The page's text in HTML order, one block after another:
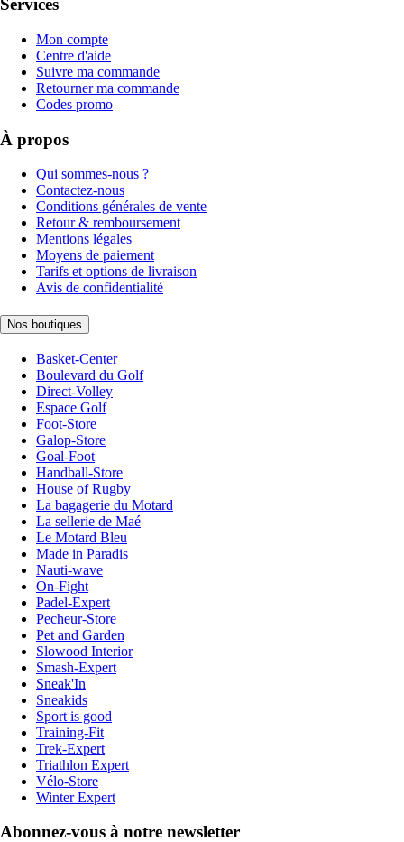
Services
Mon compte
Centre d'aide
Suivre ma commande
Retourner ma commande
Codes promo
À propos
Qui sommes-nous ?
Contactez-nous
Conditions générales de vente
Retour & remboursement
Mentions légales
Moyens de paiement
Tarifs et options de livraison
Avis de confidentialité
Nos boutiques
Basket-Center
Boulevard du Golf
Direct-Volley
Espace Golf
Foot-Store
Galop-Store
Goal-Foot
Handball-Store
House of Rugby
La bagagerie du Motard
La sellerie de Maé
Le Motard Bleu
Made in Paradis
Nauti-wave
On-Fight
Padel-Expert
Pecheur-Store
Pet and Garden
Slowood Interior
Smash-Expert
Sneak'In
Sneakids
Sport is good
Training-Fit
Trek-Expert
Triathlon Expert
Vélo-Store
Winter Expert
Abonnez-vous à notre newsletter